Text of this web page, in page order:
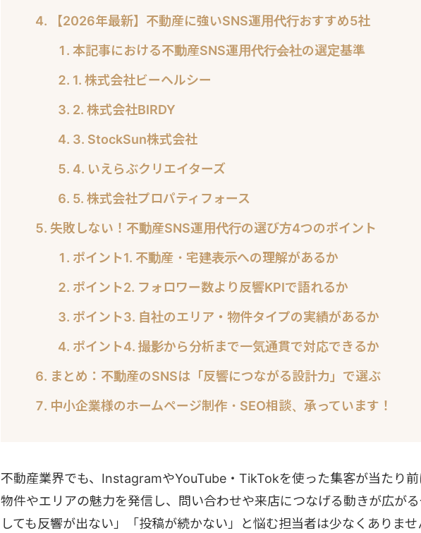
【2026年最新】不動産に強いSNS運用代行おすすめ5社
本記事における不動産SNS運用代行会社の選定基準
1. 株式会社ビーヘルシー
2. 株式会社BIRDY
3. StockSun株式会社
4. いえらぶクリエイターズ
5. 株式会社プロパティフォース
失敗しない！不動産SNS運用代行の選び方4つのポイント
ポイント1. 不動産・宅建表示への理解があるか
ポイント2. フォロワー数より反響KPIで語れるか
ポイント3. 自社のエリア・物件タイプの実績があるか
ポイント4. 撮影から分析まで一気通貫で対応できるか
まとめ：不動産のSNSは「反響につながる設計力」で選ぶ
中小企業様のホームページ制作・SEO相談、承っています！
不動産業界でも、InstagramやYouTube・TikTokを使った集客が当たり前
物件やエリアの魅力を発信し、問い合わせや来店につなげる動きが広が
しても反響が出ない」「投稿が続かない」と悩む担当者は少なくありませ